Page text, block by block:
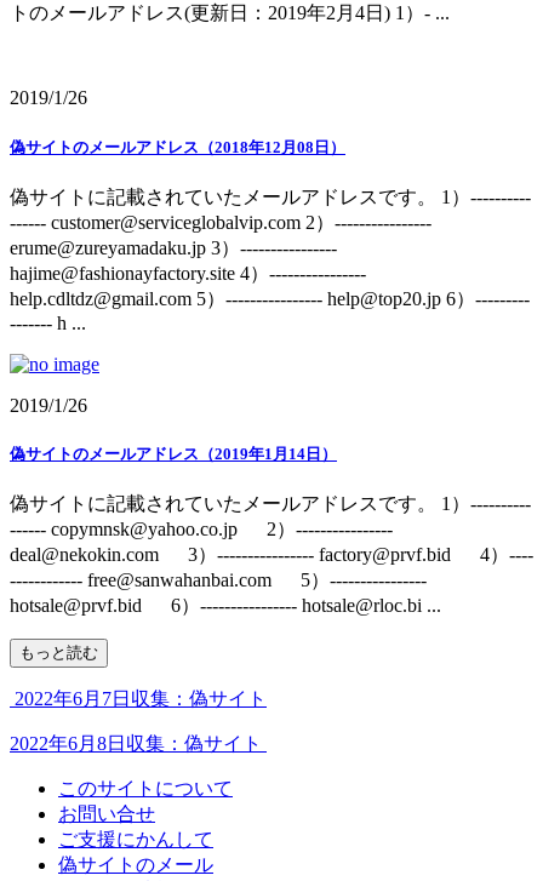
トのメールアドレス(更新日：2019年2月4日) 1）- ...
2019/1/26
偽サイトのメールアドレス（2018年12月08日）
偽サイトに記載されていたメールアドレスです。 1）----------
------ customer@serviceglobalvip.com 2）----------------
erume@zureyamadaku.jp 3）----------------
hajime@fashionayfactory.site 4）----------------
help.cdltdz@gmail.com 5）---------------- help@top20.jp 6）---------
------- h ...
2019/1/26
偽サイトのメールアドレス（2019年1月14日）
偽サイトに記載されていたメールアドレスです。 1）----------
------ copymnsk@yahoo.co.jp 2）----------------
deal@nekokin.com 3）---------------- factory@prvf.bid 4）----
------------ free@sanwahanbai.com 5）----------------
hotsale@prvf.bid 6）---------------- hotsale@rloc.bi ...
もっと読む
2022年6月7日収集：偽サイト
2022年6月8日収集：偽サイト
このサイトについて
お問い合せ
ご支援にかんして
偽サイトのメール